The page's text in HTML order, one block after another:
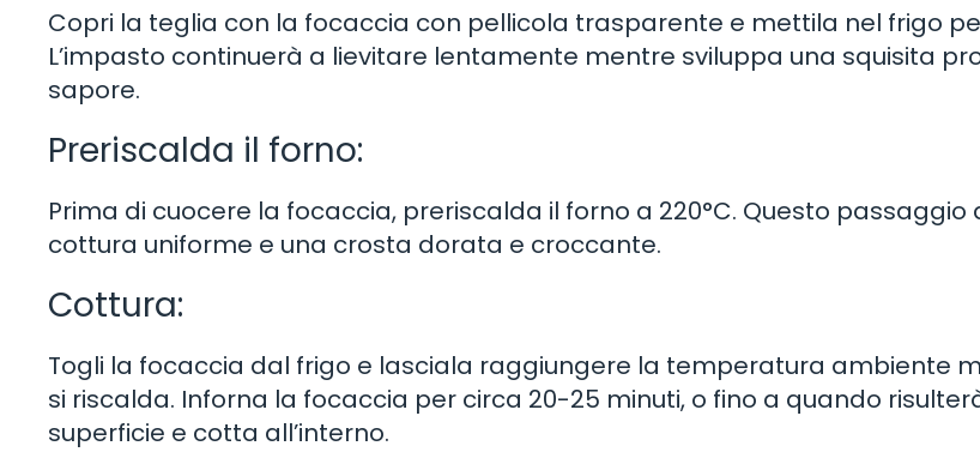
Copri la teglia con la focaccia con pellicola trasparente e mettila nel frigo
L’impasto continuerà a lievitare lentamente mentre sviluppa una squisita
sapore.
Preriscalda il forno:
Prima di cuocere la focaccia, preriscalda il forno a 220°C. Questo passaggio
cottura uniforme e una crosta dorata e croccante.
Cottura:
Togli la focaccia dal frigo e lasciala raggiungere la temperatura ambiente
si riscalda. Inforna la focaccia per circa 20-25 minuti, o fino a quando
superficie e cotta all’interno.